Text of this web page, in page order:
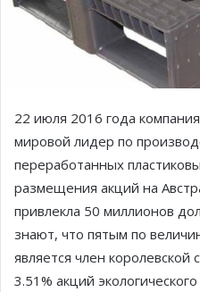
22 июля 2016 года
мировой лидер по
переработанных
размещения акций на
привлекла 50 миллионов
знают, что пятым по
является член королевской
3.51% акций